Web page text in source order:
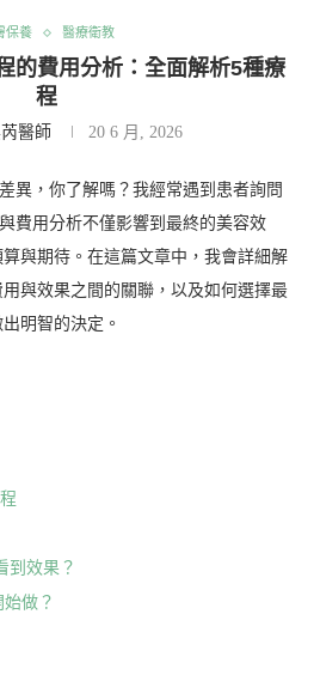
保養 醫療衛教
的費用分析：全面解析5種療
程
醫師 20 6 月, 2026
異，你了解嗎？我經常遇到患者詢問
費用分析不僅影響到最終的美容效
與期待。在這篇文章中，我會詳細解
與效果之間的關聯，以及如何選擇最
明智的決定。
到效果？
做？